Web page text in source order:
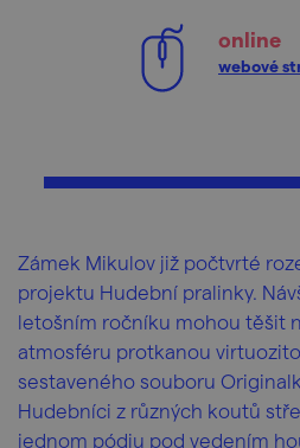
online
webové
Zámek Mikulov již počtvrté
projektu Hudební pralinky.
letošním ročníku mohou těšit
atmosféru protkanou
sestaveného souboru
Hudebníci z různých koutů
jednom pódiu pod vedením